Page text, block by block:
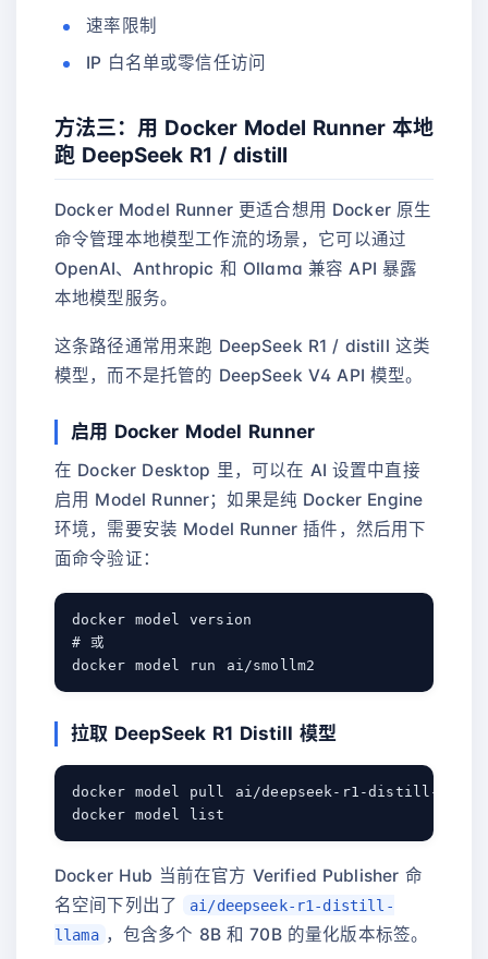
速率限制
IP 白名单或零信任访问
方法三：用 Docker Model Runner 本地
跑 DeepSeek R1 / distill
Docker Model Runner 更适合想用 Docker 原生
命令管理本地模型工作流的场景，它可以通过
OpenAI、Anthropic 和 Ollama 兼容 API 暴露
本地模型服务。
这条路径通常用来跑 DeepSeek R1 / distill 这类
模型，而不是托管的 DeepSeek V4 API 模型。
启用 Docker Model Runner
在 Docker Desktop 里，可以在 AI 设置中直接
启用 Model Runner；如果是纯 Docker Engine
环境，需要安装 Model Runner 插件，然后用下
面命令验证：
docker model version
# 或
拉取 DeepSeek R1 Distill 模型
docker model pull ai/deepseek-r1-distill-
Docker Hub 当前在官方 Verified Publisher 命
名空间下列出了
ai/deepseek-r1-distill-
llama ，包含多个 8B 和 70B 的量化版本标签。